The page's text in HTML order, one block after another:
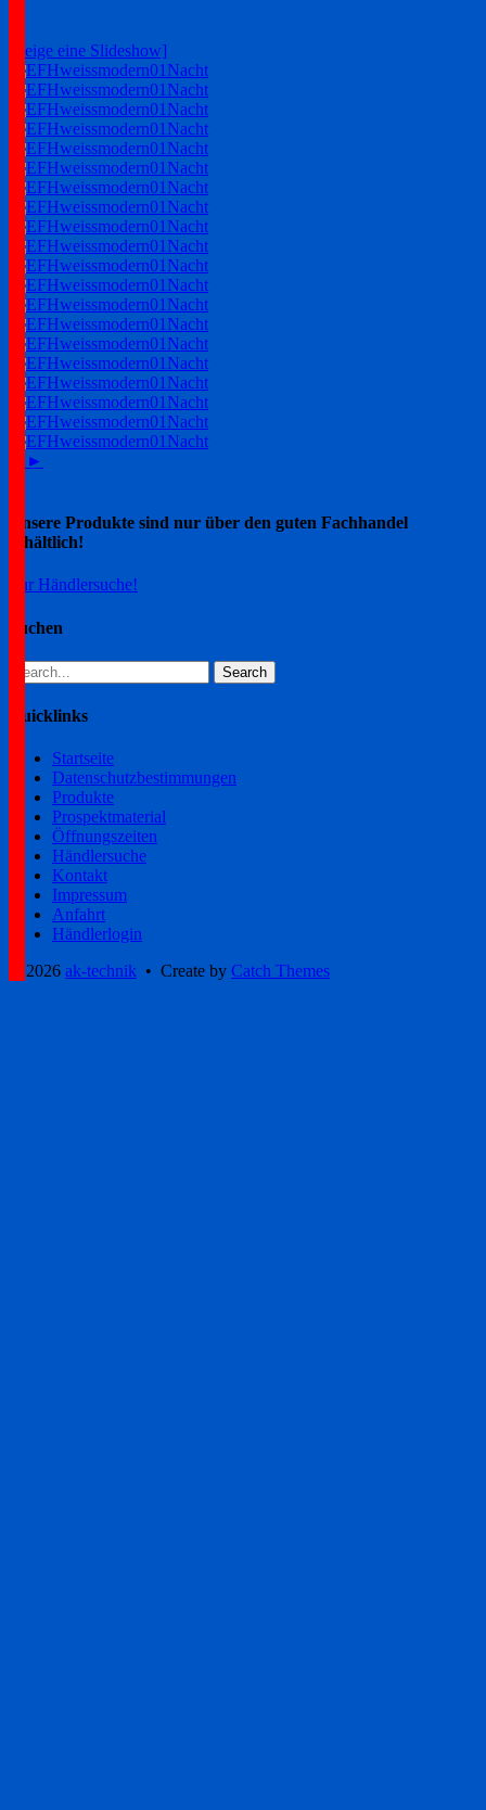
[Zeige eine Slideshow]
►
Unsere Produkte sind nur über den guten Fachhandel
erhältlich!
Zur Händlersuche!
Suchen
Search
for:
Quicklinks
Startseite
Datenschutzbestimmungen
Produkte
Prospektmaterial
Öffnungszeiten
Händlersuche
Kontakt
Impressum
Anfahrt
Händlerlogin
© 2026 ak-technik • Create by Catch Themes